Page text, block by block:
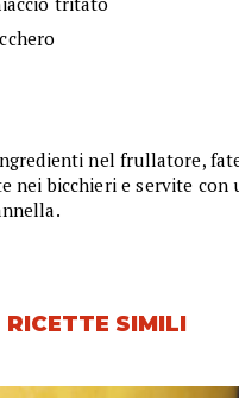
nel frullatore,
nei bicchieri e servite con
RICETTE SIMILI